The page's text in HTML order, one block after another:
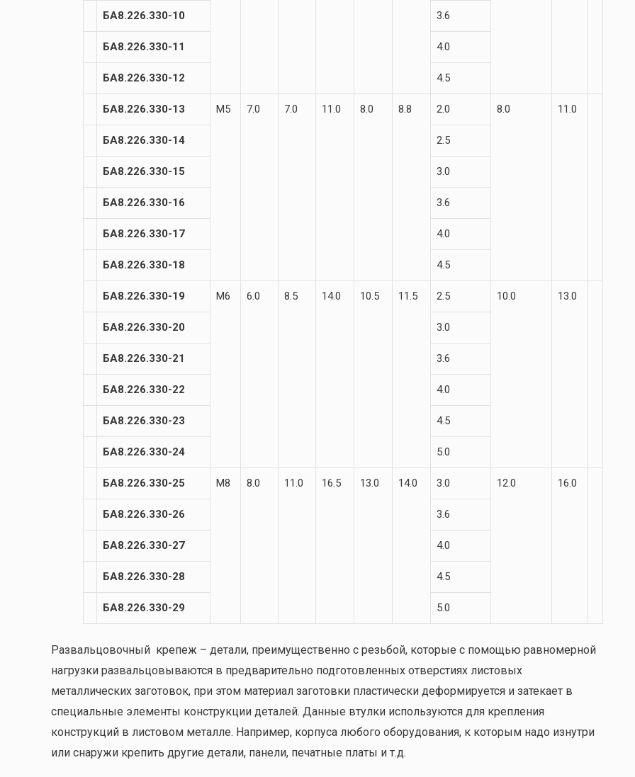
БА8.226.330-10 3.6
БА8.226.330-11 4.0
БА8.226.330-12 4.5
БА8.226.330-13 М5 7.0 7.0 11.0 8.0 8.8 2.0 8.0 11.0
БА8.226.330-14 2.5
БА8.226.330-15 3.0
БА8.226.330-16 3.6
БА8.226.330-17 4.0
БА8.226.330-18 4.5
БА8.226.330-19 М6 6.0 8.5 14.0 10.5 11.5 2.5 10.0 13.0
БА8.226.330-20 3.0
БА8.226.330-21 3.6
БА8.226.330-22 4.0
БА8.226.330-23 4.5
БА8.226.330-24 5.0
БА8.226.330-25 М8 8.0 11.0 16.5 13.0 14.0 3.0 12.0 16.0
БА8.226.330-26 3.6
БА8.226.330-27 4.0
БА8.226.330-28 4.5
БА8.226.330-29 5.0
Развальцовочный крепеж – детали, преимущественно с резьбой, которые с помощью равномерной
нагрузки развальцовываются в предварительно подготовленных отверстиях листовых
металлических заготовок, при этом материал заготовки пластически деформируется и затекает в
специальные элементы конструкции деталей. Данные втулки используются для крепления
конструкций в листовом металле. Например, корпуса любого оборудования, к которым надо изнутри
или снаружи крепить другие детали, панели, печатные платы и т.д.